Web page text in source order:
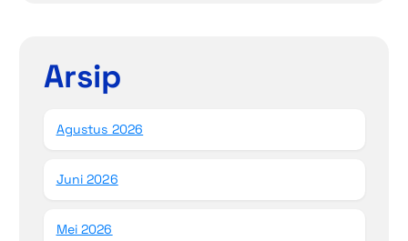
Arsip
Agustus 2026
Juni 2026
Mei 2026